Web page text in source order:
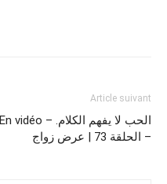
Article suivant
En vidéo – .الحب لا يفهم الكلام
– الحلقة 73 | عرض زواج